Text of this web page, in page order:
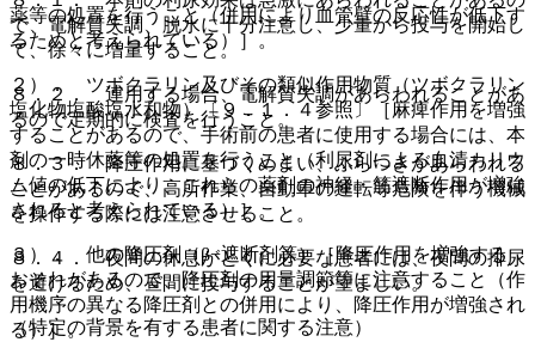
薬等の処置を行うこと（併用により血管壁の反応性が低下す
るためと考えられている）］。
２）． ツボクラリン及びその類似作用物質（ツボクラリン
塩化物塩酸塩水和物）〔９．１．４参照〕［麻痺作用を増強
することがあるので、手術前の患者に使用する場合には、本
剤の一時休薬等の処置を行うこと（利尿剤による血清カリウ
ム値の低下により、これらの薬剤の神経・筋遮断作用が増強
されると考えられている）］。
３）． 他の降圧剤（β−遮断剤等）［降圧作用を増強する
おそれがあるので、降圧剤の用量調節等に注意すること（作
用機序の異なる降圧剤との併用により、降圧作用が増強され
る）］。
で、電解質失調、脱水に十分注意し、少量から投与を開始し
て、徐々に増量すること。
８．２． 連用する場合、電解質失調があらわれることがあ
るので定期的に検査を行うこと。
８．３． 降圧作用に基づくめまい、ふらつきがあらわれる
ことがあるので、高所作業、自動車の運転等危険を伴う機械
を操作する際には注意させること。
８．４． 夜間の休息がとくに必要な患者には、夜間の排尿
を避けるため、昼間に投与することが望ましい。
（特定の背景を有する患者に関する注意）